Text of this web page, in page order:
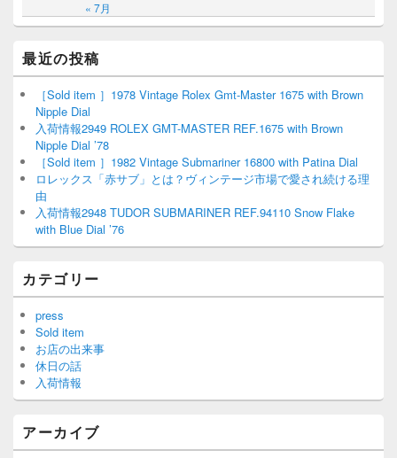
« 7月
最近の投稿
［Sold item ］1978 Vintage Rolex Gmt-Master 1675 with Brown
Nipple Dial
入荷情報2949 ROLEX GMT-MASTER REF.1675 with Brown
Nipple Dial ’78
［Sold item ］1982 Vintage Submariner 16800 with Patina Dial
ロレックス「赤サブ」とは？ヴィンテージ市場で愛され続ける理
由
入荷情報2948 TUDOR SUBMARINER REF.94110 Snow Flake
with Blue Dial ’76
カテゴリー
press
Sold item
お店の出来事
休日の話
入荷情報
アーカイブ